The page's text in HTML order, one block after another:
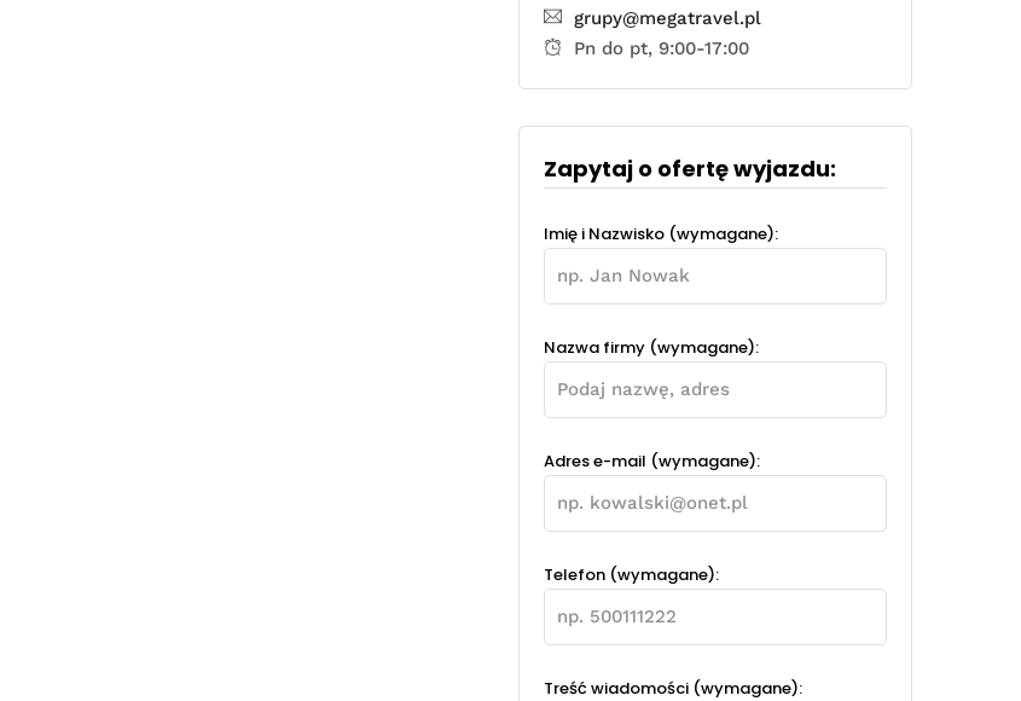
grupy@megatravel.pl
Pn do pt, 9:00-17:00
Zapytaj o ofertę wyjazdu:
Imię i Nazwisko (wymagane):
Nazwa firmy (wymagane):
Adres e-mail (wymagane):
Telefon (wymagane):
Treść wiadomości (wymagane):